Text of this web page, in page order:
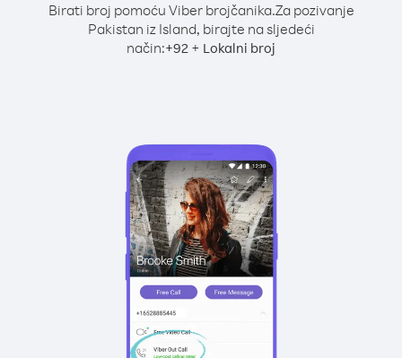
Birati broj pomoću Viber brojčanika.Za pozivanje
Pakistan iz Island, birajte na sljedeći
način:+92 + Lokalni broj